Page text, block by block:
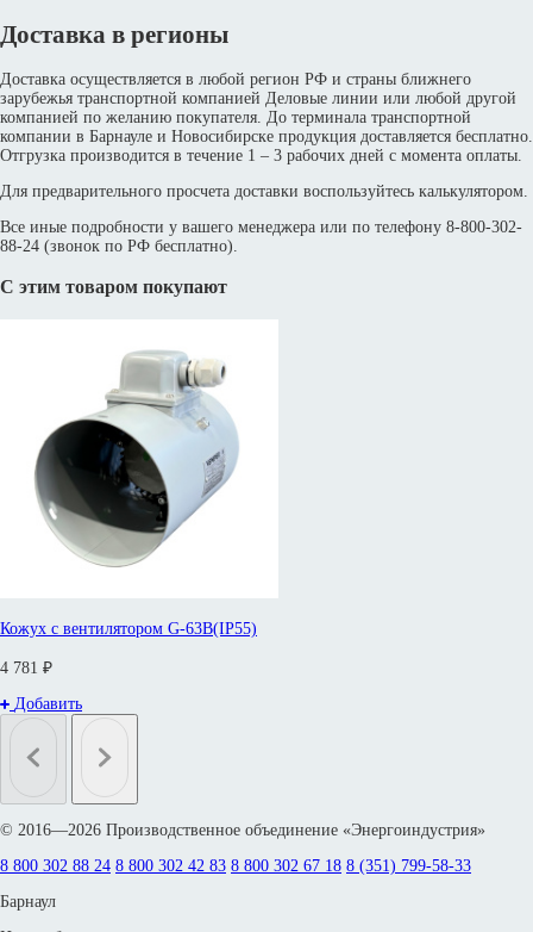
Доставка в регионы
Доставка осуществляется в любой регион РФ и страны ближнего
зарубежья транспортной компанией Деловые линии или любой другой
компанией по желанию покупателя. До терминала транспортной
компании в Барнауле и Новосибирске продукция доставляется бесплатно.
Отгрузка производится в течение 1 – 3 рабочих дней с момента оплаты.
Для предварительного просчета доставки воспользуйтесь калькулятором.
Все иные подробности у вашего менеджера или по телефону 8-800-302-
88-24 (звонок по РФ бесплатно).
С этим товаром покупают
Кожух с вентилятором G-63B(IP55)
4 781 ₽
Добавить
© 2016—2026 Производственное объединение «Энергоиндустрия»
8 800 302 88 24 8 800 302 42 83 8 800 302 67 18 8 (351) 799-58-33
Барнаул